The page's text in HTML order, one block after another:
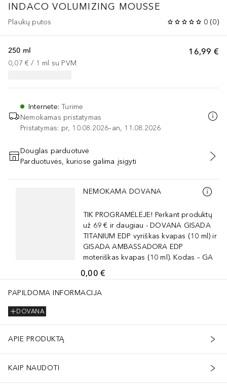
INDACO VOLUMIZING MOUSSE
Plaukų putos 0 (0)
16,99 €
250 ml
0,07 € / 1 ml su PVM
Internete:Turime
Nemokamas pristatymas
Pristatymas: pr, 10.08.2026–an, 11.08.2026
PRIDĖTI Į KREPŠELĮ
Douglas parduotuvė
Parduotuvės, kuriose galima įsigyti
Praleisti slankiklį
NEMOKAMA DOVANA
TIK PROGRAMĖLĖJE! Perkant produktų
už 69 € ir daugiau - DOVANA GISADA
TITANIUM EDP vyriškas kvapas (10 ml) ir
GISADA AMBASSADORA EDP
moteriškas kvapas (10 ml). Kodas – GA
0,00 €
PAPILDOMA INFORMACIJA
DOVANA
APIE PRODUKTĄ
KAIP NAUDOTI